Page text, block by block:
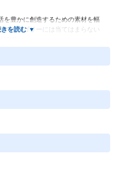
を豊かに創造するための素材を幅
のカテゴリーには当てはまらない
広く取り揃えています。
ルショップ。ビューティーやステ
ズン雑貨を中心に「思わず笑顔
トしています。
、地域密着で特徴ある店づくり